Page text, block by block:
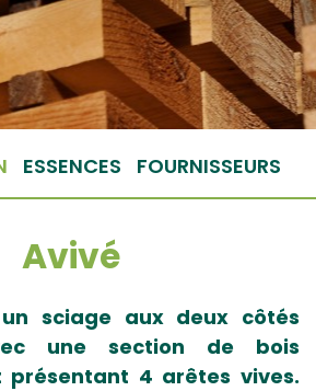
ESSENCES FOURNISSEURS
Avivé
sciage aux deux côtés
une section de bois
présentant 4 arêtes vives.